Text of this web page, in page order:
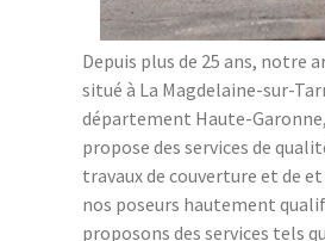
Depuis plus de 25 ans, notre
situé à La Magdelaine-sur-
département Haute-
propose des services de
travaux de couverture et de
nos poseurs hautement
proposons des services tels